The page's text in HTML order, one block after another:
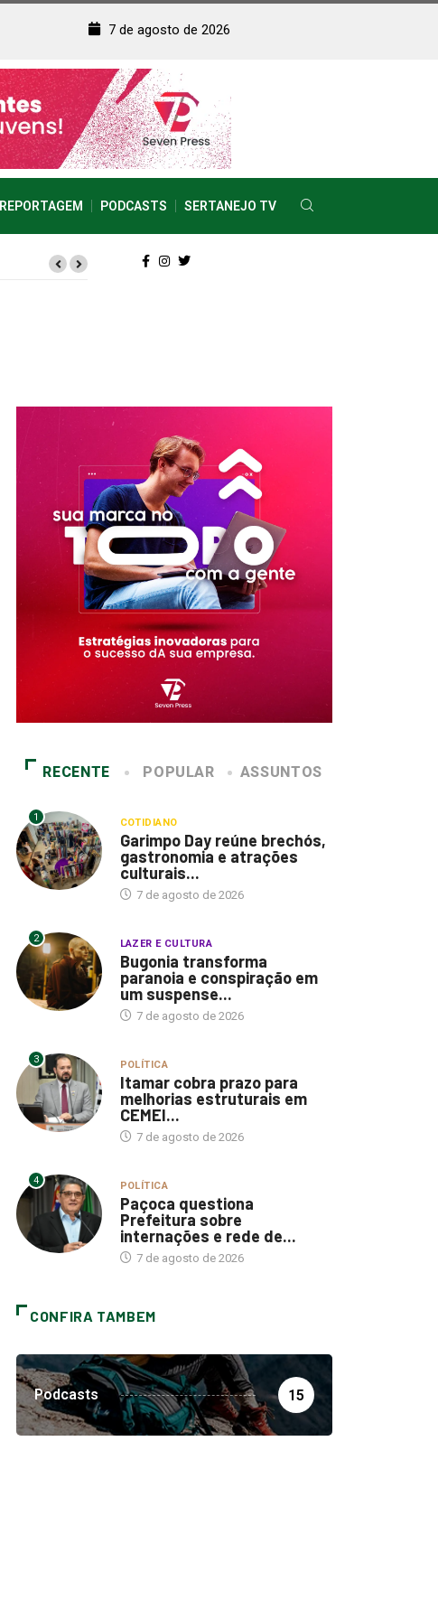
7 de agosto de 2026
REPORTAGEM PODCASTS SERTANEJO TV
RECENTE POPULAR ASSUNTOS
1 COTIDIANO
Garimpo Day reúne brechós,
gastronomia e atrações
culturais...
7 de agosto de 2026
2 LAZER E CULTURA
Bugonia transforma
paranoia e conspiração em
um suspense...
7 de agosto de 2026
3 POLÍTICA
Itamar cobra prazo para
melhorias estruturais em
CEMEI...
7 de agosto de 2026
4 POLÍTICA
Paçoca questiona
Prefeitura sobre
internações e rede de...
7 de agosto de 2026
CONFIRA TAMBEM
Podcasts 15